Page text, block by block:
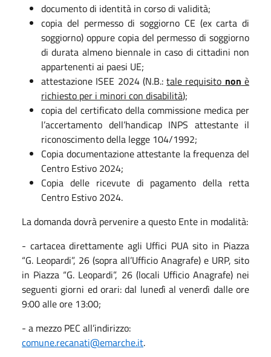
documento di identità in corso di validità;
copia del permesso di soggiorno CE (ex carta di
soggiorno) oppure copia del permesso di soggiorno
di durata almeno biennale in caso di cittadini non
appartenenti ai paesi UE;
attestazione ISEE 2024 (N.B.:tale requisito non è
richiesto per i minori con disabilità);
copia del certificato della commissione medica per
l’accertamento dell’handicap INPS attestante il
riconoscimento della legge 104/1992;
Copia documentazione attestante la frequenza del
Centro Estivo 2024;
Copia delle ricevute di pagamento della retta
Centro Estivo 2024.
La domanda dovrà pervenire a questo Ente in modalità:
- cartacea direttamente agli Uffici PUA sito in Piazza
“G. Leopardi”, 26 (sopra all’Ufficio Anagrafe) e URP, sito
in Piazza “G. Leopardi”, 26 (locali Ufficio Anagrafe) nei
seguenti giorni ed orari: dal lunedì al venerdì dalle ore
9:00 alle ore 13:00;
- a mezzo PEC all’indirizzo:
comune.recanati@emarche.it.